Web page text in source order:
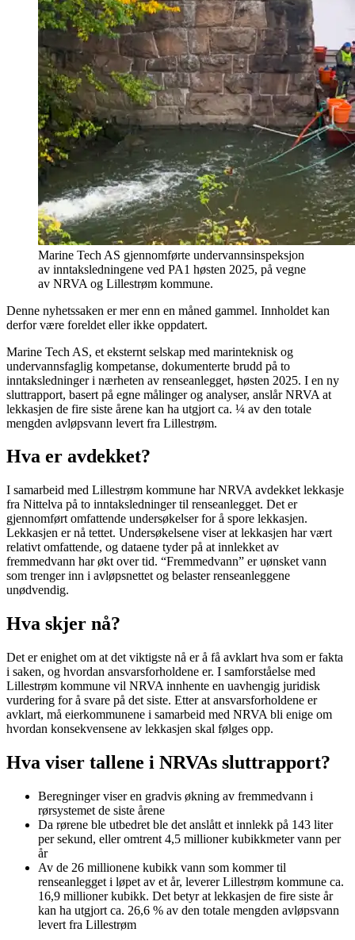
Marine Tech AS gjennomførte undervannsinspeksjon
av inntaksledningene ved PA1 høsten 2025, på vegne
av NRVA og Lillestrøm kommune.
Denne nyhetssaken er mer enn en måned gammel. Innholdet kan
derfor være foreldet eller ikke oppdatert.
Marine Tech AS, et eksternt selskap med marinteknisk og
undervannsfaglig kompetanse, dokumenterte brudd på to
inntaksledninger i nærheten av renseanlegget, høsten 2025. I en ny
sluttrapport, basert på egne målinger og analyser, anslår NRVA at
lekkasjen de fire siste årene kan ha utgjort ca. ¼ av den totale
mengden avløpsvann levert fra Lillestrøm.
Hva er avdekket?
I samarbeid med Lillestrøm kommune har NRVA avdekket lekkasje
fra Nittelva på to inntaksledninger til renseanlegget. Det er
gjennomført omfattende undersøkelser for å spore lekkasjen.
Lekkasjen er nå tettet. Undersøkelsene viser at lekkasjen har vært
relativt omfattende, og dataene tyder på at innlekket av
fremmedvann har økt over tid. “Fremmedvann” er uønsket vann
som trenger inn i avløpsnettet og belaster renseanleggene
unødvendig.
Hva skjer nå?
Det er enighet om at det viktigste nå er å få avklart hva som er fakta
i saken, og hvordan ansvarsforholdene er. I samforståelse med
Lillestrøm kommune vil NRVA innhente en uavhengig juridisk
vurdering for å svare på det siste. Etter at ansvarsforholdene er
avklart, må eierkommunene i samarbeid med NRVA bli enige om
hvordan konsekvensene av lekkasjen skal følges opp.
Hva viser tallene i NRVAs sluttrapport?
Beregninger viser en gradvis økning av fremmedvann i
rørsystemet de siste årene
Da rørene ble utbedret ble det anslått et innlekk på 143 liter
per sekund, eller omtrent 4,5 millioner kubikkmeter vann per
år
Av de 26 millionene kubikk vann som kommer til
renseanlegget i løpet av et år, leverer Lillestrøm kommune ca.
16,9 millioner kubikk. Det betyr at lekkasjen de fire siste år
kan ha utgjort ca. 26,6 % av den totale mengden avløpsvann
levert fra Lillestrøm